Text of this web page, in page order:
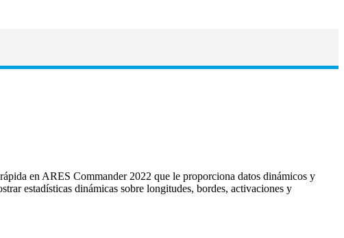
en ARES Commander 2022 que le proporciona datos dinámicos y
estadísticas dinámicas sobre longitudes, bordes, activaciones y